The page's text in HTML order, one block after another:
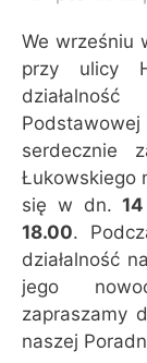
We wrześniu
przy ulicy
serdecznie
Łukowskiego
się w dn.
18.00.
działalność
jego
zapraszamy
naszej